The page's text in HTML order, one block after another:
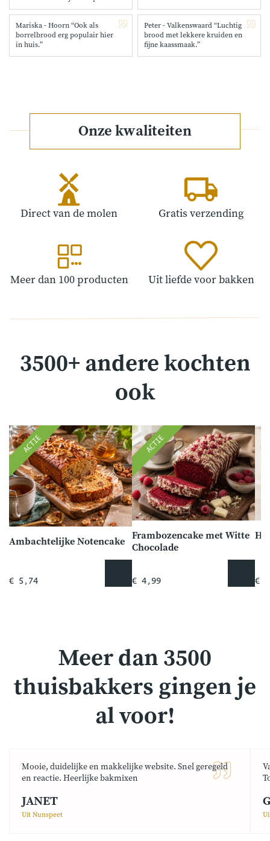
Mariska - Hoorn “Ook als
borrelbrood erg populair hier
in huis.”
Peter - Valkenswaard “Luchtig
brood met lekkere kruiden en
fijne kaassmaak.”
Onze kwaliteiten
Direct van de molen Gratis verzending
Meer dan 100 producten Uit liefde voor bakken
3500+ andere kochten
ook
ACTIE
Ambachtelijke Notencake
€ 5,74
ACTIE
Frambozencake met Witte
Chocolade
€ 4,99 €
Meer dan 3500
thuisbakkers gingen je
al voor!
Mooie, duidelijke en makkelijke website. Snel geregeld
en reactie. Heerlijke bakmixen
JANET
Uit Nunspeet